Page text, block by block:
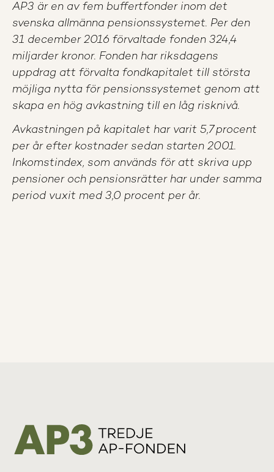
AP3 är en av fem buffertfonder inom det
svenska allmänna pensionssystemet. Per den
31 december 2016 förvaltade fonden 324,4
miljarder kronor. Fonden har riksdagens
uppdrag att förvalta fondkapitalet till största
möjliga nytta för pensionssystemet genom att
skapa en hög avkastning till en låg risknivå.
Avkastningen på kapitalet har varit 5,7 procent
per år efter kostnader sedan starten 2001.
Inkomstindex, som används för att skriva upp
pensioner och pensionsrätter har under samma
period vuxit med 3,0 procent per år.